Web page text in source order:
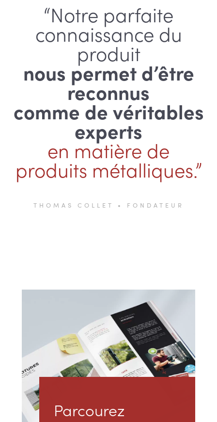
“Notre parfaite
connaissance du
produit
nous permet d’être
reconnus
comme de véritables
experts
en matière de
produits métalliques.”
THOMAS COLLET • FONDATEUR
Parcourez